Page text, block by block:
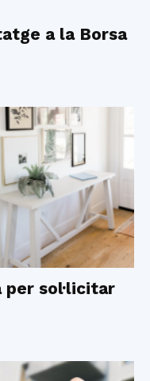
a la Borsa
sol·licitar